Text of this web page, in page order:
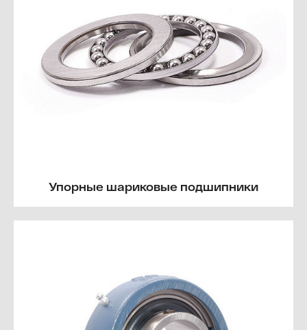
Упорные шариковые подшипники